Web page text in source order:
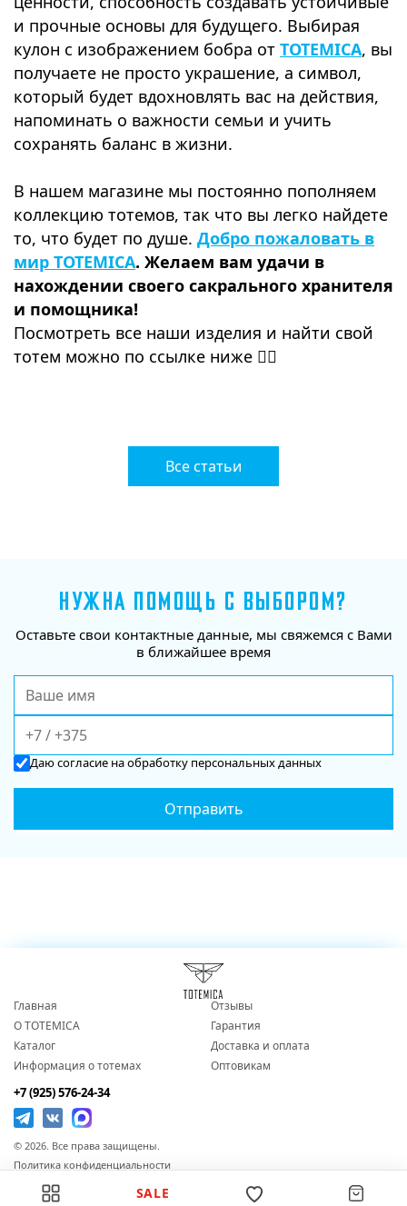
и прочные основы для будущего. Выбирая
кулон с изображением бобра от TOTEMICA, вы
получаете не просто украшение, а символ,
который будет вдохновлять вас на действия,
напоминать о важности семьи и учить
сохранять баланс в жизни.
В нашем магазине мы постоянно пополняем
коллекцию тотемов, так что вы легко найдете
то, что будет по душе. Добро пожаловать в
мир TOTEMICA. Желаем вам удачи в
нахождении своего сакрального хранителя
и помощника!
Посмотреть все наши изделия и найти свой
тотем можно по ссылке ниже 👇🏻
Все статьи
НУЖНА ПОМОЩЬ С ВЫБОРОМ?
Оставьте свои контактные данные, мы свяжемся с Вами
в ближайшее время
Даюсогласие на обработку персональных данных
Главная
О TOTEMICA
Каталог
Информация о тотемах
Отзывы
Гарантия
Доставка и оплата
Оптовикам
+7 (925) 576-24-34
© 2026. Все права защищены.
Политика конфиденциальности
Согласие на обработку персональных данных
Публичная оферта
SALE